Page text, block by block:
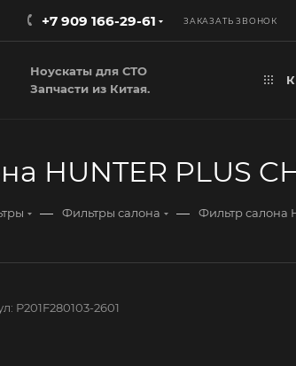
+7 909 166-29-61 ЗАКАЗАТЬ ЗВОНОК
Ноускаты для СТО
Запчасти из Китая.
HUNTER PLUS
— Фильтры салона — Фильтр салона
P201F280103-2601